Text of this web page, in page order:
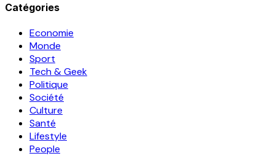
Catégories
Economie
Monde
Sport
Tech & Geek
Politique
Société
Culture
Santé
Lifestyle
People